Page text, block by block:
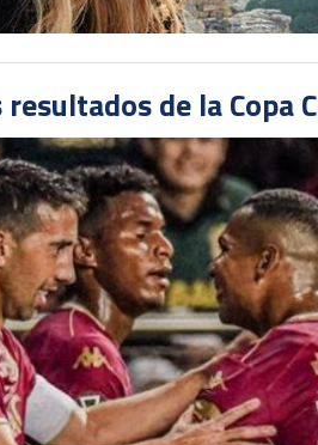
resultados de la Copa